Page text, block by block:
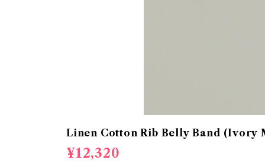
Linen Cotton Rib Belly Band (Ivory
¥12,320